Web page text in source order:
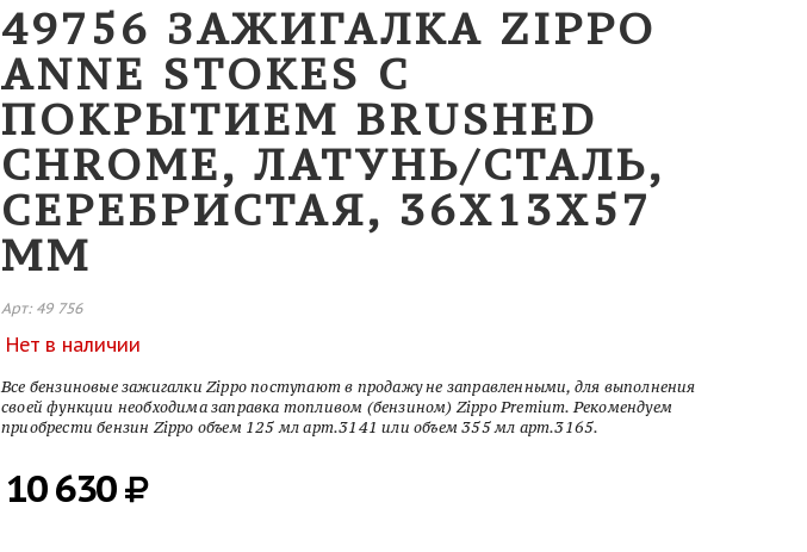
49756 ЗАЖИГАЛКА ZIPPO
ANNE STOKES С
ПОКРЫТИЕМ BRUSHED
CHROME, ЛАТУНЬ/СТАЛЬ,
СЕРЕБРИСТАЯ, 36X13X57
ММ
Арт: 49 756
Нет в наличии
Все бензиновые зажигалки Zippo поступают в продажу не заправленными, для выполнения
своей функции необходима заправка топливом (бензином) Zippo Premium. Рекомендуем
приобрести бензин Zippo объем 125 мл арт.3141 или объем 355 мл арт.3165.
10 630